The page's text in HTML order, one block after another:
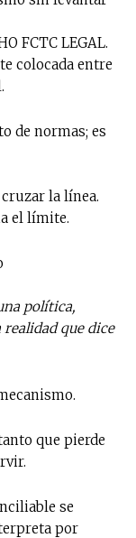
FCTC LEGAL.
colocada entre
de normas; es
la línea.
el límite.
política,
que dice
que pierde
se
por